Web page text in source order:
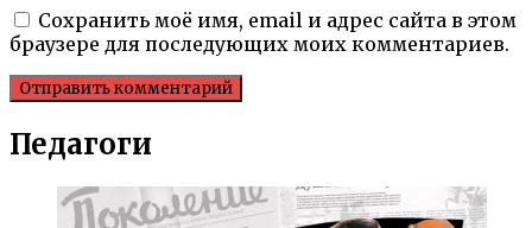
Сохранить моё имя, email и адрес сайта в этом
браузере для последующих моих комментариев.
Педагоги